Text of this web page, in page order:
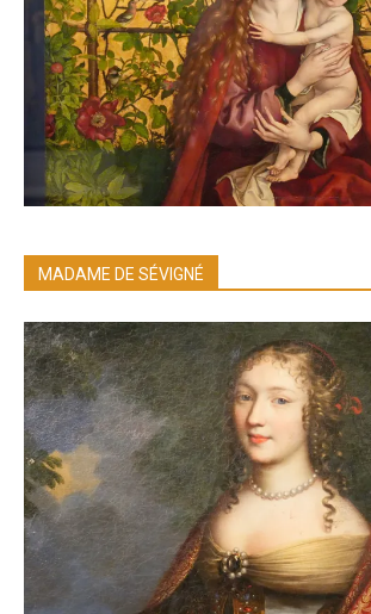
MADAME DE SÉVIGNÉ